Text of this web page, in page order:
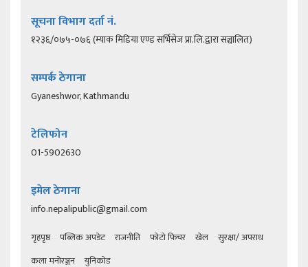
सूचना विभाग दर्ता नं.
१२३६/०७५-०७६ (म्याक मिडिया एण्ड सर्भिसेज प्रा.लि.द्वारा सञ्चालित)
सम्पर्क ठेगाना
Gyaneshwor, Kathmandu
टेलिफोन
01-5902630
इमेल ठेगाना
info.nepalipublic@gmail.com
गृहपृष्ठ पब्लिक अपडेट राजनीति फोटो फिचर खेल
सुरक्षा/ अपराध
कला मनोरञ्जन
युनिकोड